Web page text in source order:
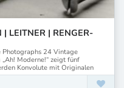
LEITNER | RENGER-
24 Vintage
Moderne!“ zeigt fünf
Konvolute mit Originalen